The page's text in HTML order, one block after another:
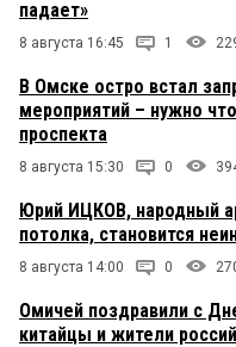
падает»
8 августа 16:45 1
В Омске остро встал
мероприятий – нужно
проспекта
8 августа 15:30 0
Юрий ИЦКОВ, народный
потолка, становится
8 августа 14:00 0
Омичей поздравили с
китайцы и жители